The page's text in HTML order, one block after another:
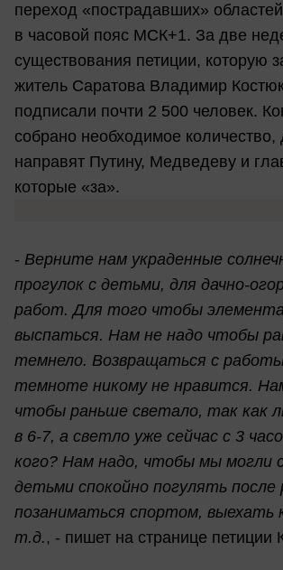
переход «пострадавших»
в часовой пояс МСК+1. За две
существования петиции, которую
житель Саратова Владимир
подписали почти 2 500 человек.
собрано необходимое количество,
направят Путину, Медведеву и
которые «за».
- Верните нам украденные
прогулок с детьми, для дачно-
работ. Для того чтобы
выспаться. Нам не надо чтобы
темнело. Возвращаться с
темноте никому не нравится.
чтобы раньше светало, так как
в 6-7, а светло уже сейчас с 3
кого? Нам надо, чтобы мы могли
детьми спокойно погулять
позаниматься спортом, выехать
т.д., - пишет на странице петиции